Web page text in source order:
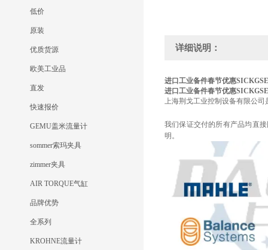
低价
原装
优质货源
欧美工业品
直发
快速报价
GEMU盖米流量计
sommer索玛夹具
zimmer夹具
AIR TORQUE气缸
品牌优势
全系列
KROHNE流量计
详细说明：
进口工业备件春节优惠SICK
进口工业备件春节优惠SICK
上海荆戈工业控制设备有限公
我们保证交付的所有产品均直
明。